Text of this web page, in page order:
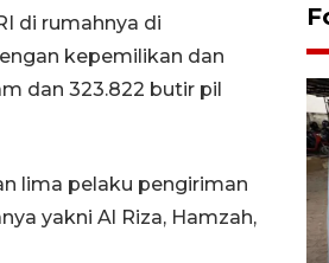
di rumahnya di
kepemilikan dan
dan 323.822 butir pil
lima pelaku pengiriman
yakni Al Riza, Hamzah,